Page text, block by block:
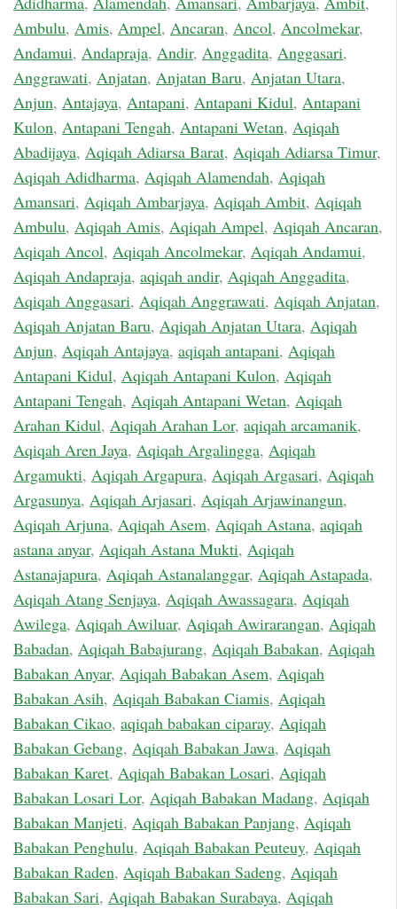
Ambulu, Amis, Ampel, Ancaran, Ancol, Ancolmekar,
Andamui, Andapraja, Andir, Anggadita, Anggasari,
Anggrawati, Anjatan, Anjatan Baru, Anjatan Utara,
Anjun, Antajaya, Antapani, Antapani Kidul, Antapani
Kulon, Antapani Tengah, Antapani Wetan, Aqiqah
Abadijaya, Aqiqah Adiarsa Barat, Aqiqah Adiarsa Timur,
Aqiqah Adidharma, Aqiqah Alamendah, Aqiqah
Amansari, Aqiqah Ambarjaya, Aqiqah Ambit, Aqiqah
Ambulu, Aqiqah Amis, Aqiqah Ampel, Aqiqah Ancaran,
Aqiqah Ancol, Aqiqah Ancolmekar, Aqiqah Andamui,
Aqiqah Andapraja, aqiqah andir, Aqiqah Anggadita,
Aqiqah Anggasari, Aqiqah Anggrawati, Aqiqah Anjatan,
Aqiqah Anjatan Baru, Aqiqah Anjatan Utara, Aqiqah
Anjun, Aqiqah Antajaya, aqiqah antapani, Aqiqah
Antapani Kidul, Aqiqah Antapani Kulon, Aqiqah
Antapani Tengah, Aqiqah Antapani Wetan, Aqiqah
Arahan Kidul, Aqiqah Arahan Lor, aqiqah arcamanik,
Aqiqah Aren Jaya, Aqiqah Argalingga, Aqiqah
Argamukti, Aqiqah Argapura, Aqiqah Argasari, Aqiqah
Argasunya, Aqiqah Arjasari, Aqiqah Arjawinangun,
Aqiqah Arjuna, Aqiqah Asem, Aqiqah Astana, aqiqah
astana anyar, Aqiqah Astana Mukti, Aqiqah
Astanajapura, Aqiqah Astanalanggar, Aqiqah Astapada,
Aqiqah Atang Senjaya, Aqiqah Awassagara, Aqiqah
Awilega, Aqiqah Awiluar, Aqiqah Awirarangan, Aqiqah
Babadan, Aqiqah Babajurang, Aqiqah Babakan, Aqiqah
Babakan Anyar, Aqiqah Babakan Asem, Aqiqah
Babakan Asih, Aqiqah Babakan Ciamis, Aqiqah
Babakan Cikao, aqiqah babakan ciparay, Aqiqah
Babakan Gebang, Aqiqah Babakan Jawa, Aqiqah
Babakan Karet, Aqiqah Babakan Losari, Aqiqah
Babakan Losari Lor, Aqiqah Babakan Madang, Aqiqah
Babakan Manjeti, Aqiqah Babakan Panjang, Aqiqah
Babakan Penghulu, Aqiqah Babakan Peuteuy, Aqiqah
Babakan Raden, Aqiqah Babakan Sadeng, Aqiqah
Babakan Sari, Aqiqah Babakan Surabaya, Aqiqah